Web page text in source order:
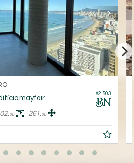
#2.503
mayfair
00 261,00